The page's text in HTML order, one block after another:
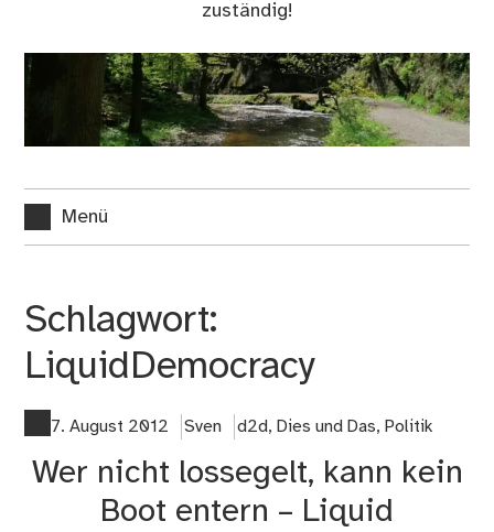
zuständig!
Menü
Schlagwort:
LiquidDemocracy
7. August 2012 Sven d2d, Dies und Das, Politik
Wer nicht lossegelt, kann kein
Boot entern – Liquid